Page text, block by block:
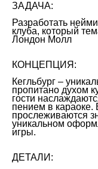
ЗАДАЧА:
Разработать
клуба, который
Лондон Молл
КОНЦЕПЦИЯ:
Кегльбург –
пропитано духом
гости
пением в
прослеживаются
уникальном
игры.
ДЕТАЛИ: